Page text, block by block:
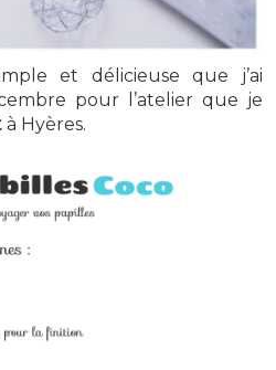
et délicieuse que j’ai
pour l’atelier que je
à Hyères.